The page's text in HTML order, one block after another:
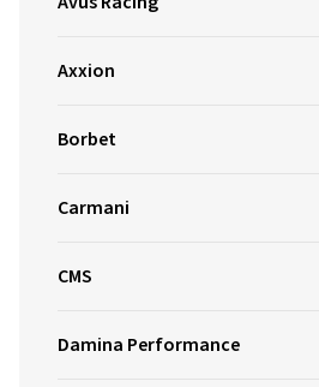
Axxion
Borbet
Carmani
CMS
Damina Performance